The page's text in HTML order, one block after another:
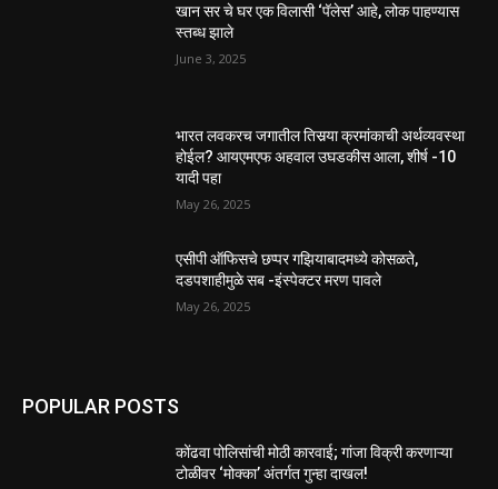
खान सर चे घर एक विलासी ‘पॅलेस’ आहे, लोक पाहण्यास
स्तब्ध झाले
June 3, 2025
भारत लवकरच जगातील तिसर्‍या क्रमांकाची अर्थव्यवस्था
होईल? आयएमएफ अहवाल उघडकीस आला, शीर्ष -10
यादी पहा
May 26, 2025
एसीपी ऑफिसचे छप्पर गझियाबादमध्ये कोसळते,
दडपशाहीमुळे सब -इंस्पेक्टर मरण पावले
May 26, 2025
POPULAR POSTS
कोंढवा पोलिसांची मोठी कारवाई; गांजा विक्री करणाऱ्या
टोळीवर ‘मोक्का’ अंतर्गत गुन्हा दाखल!